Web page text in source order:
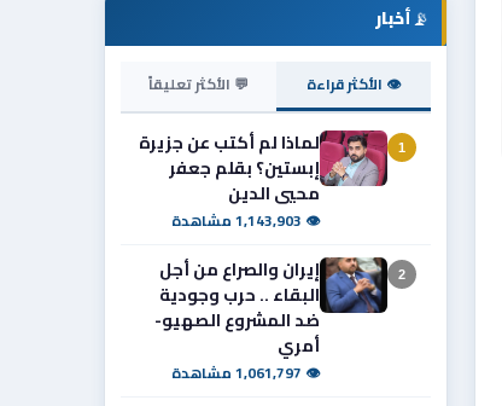
📡أخبار
👁 الأكثر قراءة 💬 الأكثر تعليقاً
1
لماذا لم أكتب عن جزيرة
إبستين؟ بقلم جعفر
محيي الدين
👁 1,143,903 مشاهدة
2
إيران والصراع من أجل
البقاء .. حرب وجودية
ضد المشروع الصهيو-
أمري
👁 1,061,797 مشاهدة